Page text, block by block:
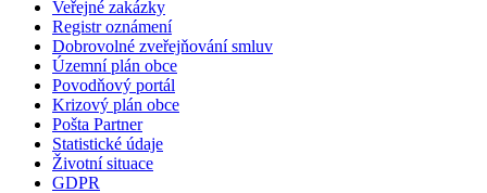
Veřejné zakázky
Registr oznámení
Dobrovolné zveřejňování smluv
Územní plán obce
Povodňový portál
Krizový plán obce
Pošta Partner
Statistické údaje
Životní situace
GDPR